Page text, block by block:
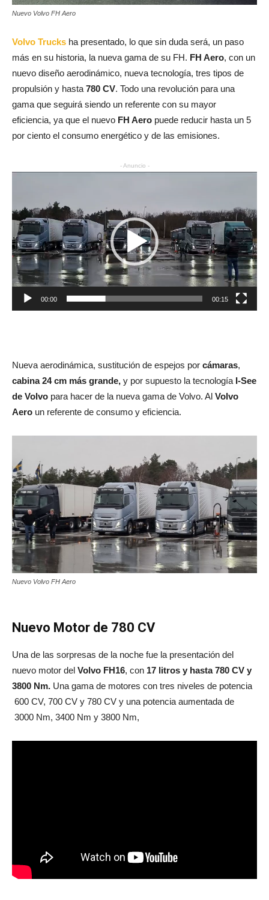
Nuevo Volvo FH Aero
Volvo Trucks ha presentado, lo que sin duda será, un paso
más en su historia, la nueva gama de su FH. FH Aero, con un
nuevo diseño aerodinámico, nueva tecnología, tres tipos de
propulsión y hasta 780 CV. Todo una revolución para una
gama que seguirá siendo un referente con su mayor
eficiencia, ya que el nuevo FH Aero puede reducir hasta un 5
por ciento el consumo energético y de las emisiones.
- Anuncio -
vídeo
00:00 00:15
Nueva aerodinámica, sustitución de espejos por cámaras,
cabina 24 cm más grande, y por supuesto la tecnología I-See
de Volvo para hacer de la nueva gama de Volvo. Al Volvo
Aero un referente de consumo y eficiencia.
Nuevo Volvo FH Aero
Nuevo Motor de 780 CV
Una de las sorpresas de la noche fue la presentación del
nuevo motor del Volvo FH16, con 17 litros y hasta 780 CV y
3800 Nm. Una gama de motores con tres niveles de potencia
600 CV, 700 CV y 780 CV y una potencia aumentada de
3000 Nm, 3400 Nm y 3800 Nm,